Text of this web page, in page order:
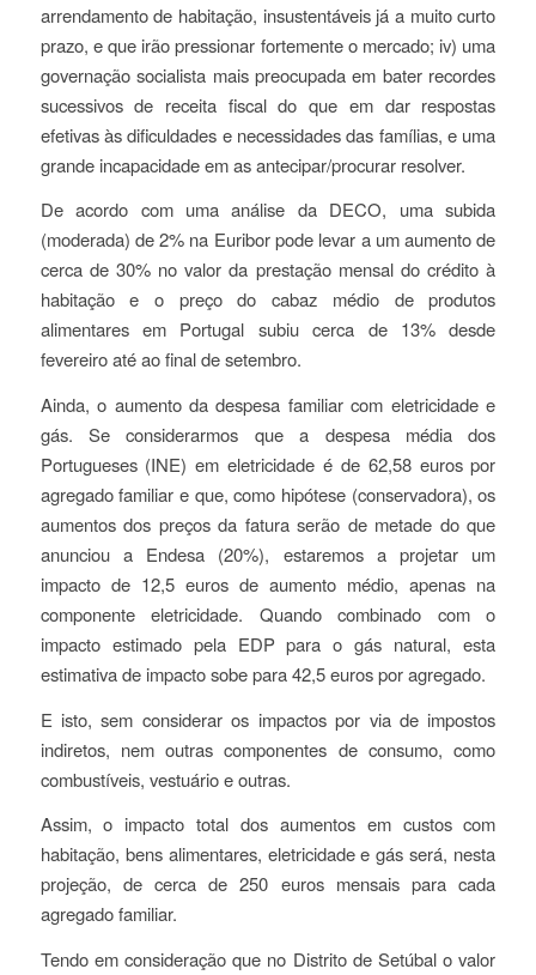
arrendamento de habitação, insustentáveis já a muito curto
prazo, e que irão pressionar fortemente o mercado; iv) uma
governação socialista mais preocupada em bater recordes
sucessivos de receita fiscal do que em dar respostas
efetivas às dificuldades e necessidades das famílias, e uma
grande incapacidade em as antecipar/procurar resolver.
De acordo com uma análise da DECO, uma subida
(moderada) de 2% na Euribor pode levar a um aumento de
cerca de 30% no valor da prestação mensal do crédito à
habitação e o preço do cabaz médio de produtos
alimentares em Portugal subiu cerca de 13% desde
fevereiro até ao final de setembro.
Ainda, o aumento da despesa familiar com eletricidade e
gás. Se considerarmos que a despesa média dos
Portugueses (INE) em eletricidade é de 62,58 euros por
agregado familiar e que, como hipótese (conservadora), os
aumentos dos preços da fatura serão de metade do que
anunciou a Endesa (20%), estaremos a projetar um
impacto de 12,5 euros de aumento médio, apenas na
componente eletricidade. Quando combinado com o
impacto estimado pela EDP para o gás natural, esta
estimativa de impacto sobe para 42,5 euros por agregado.
E isto, sem considerar os impactos por via de impostos
indiretos, nem outras componentes de consumo, como
combustíveis, vestuário e outras.
Assim, o impacto total dos aumentos em custos com
habitação, bens alimentares, eletricidade e gás será, nesta
projeção, de cerca de 250 euros mensais para cada
agregado familiar.
Tendo em consideração que no Distrito de Setúbal o valor